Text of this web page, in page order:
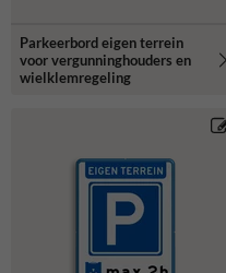
Parkeerbord eigen terrein
voor vergunninghouders en
wielklemregeling